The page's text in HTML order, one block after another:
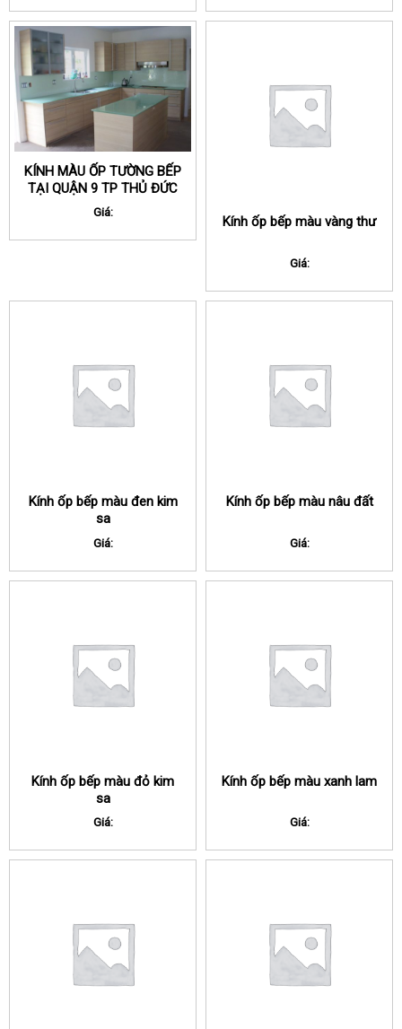
KÍNH MÀU ỐP TƯỜNG BẾP
TẠI QUẬN 9 TP THỦ ĐỨC
Giá:
Kính ốp bếp màu vàng thư
Giá:
Kính ốp bếp màu đen kim
sa
Giá:
Kính ốp bếp màu nâu đất
Giá:
Kính ốp bếp màu đỏ kim
sa
Giá:
Kính ốp bếp màu xanh lam
Giá: